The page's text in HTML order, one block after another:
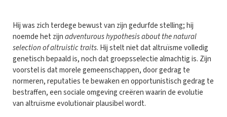
Hij was zich terdege bewust van zijn gedurfde stelling; hij
noemde het zijnadventurous hypothesis about the natural
selection of altruistic traits. Hij stelt niet dat altruïsme volledig
genetisch bepaald is, noch dat groepsselectie almachtig is. Zijn
voorstel is dat morele gemeenschappen, door gedrag te
normeren, reputaties te bewaken en opportunistisch gedrag te
bestraffen, een sociale omgeving creëren waarin de evolutie
van altruïsme evolutionair plausibel wordt.